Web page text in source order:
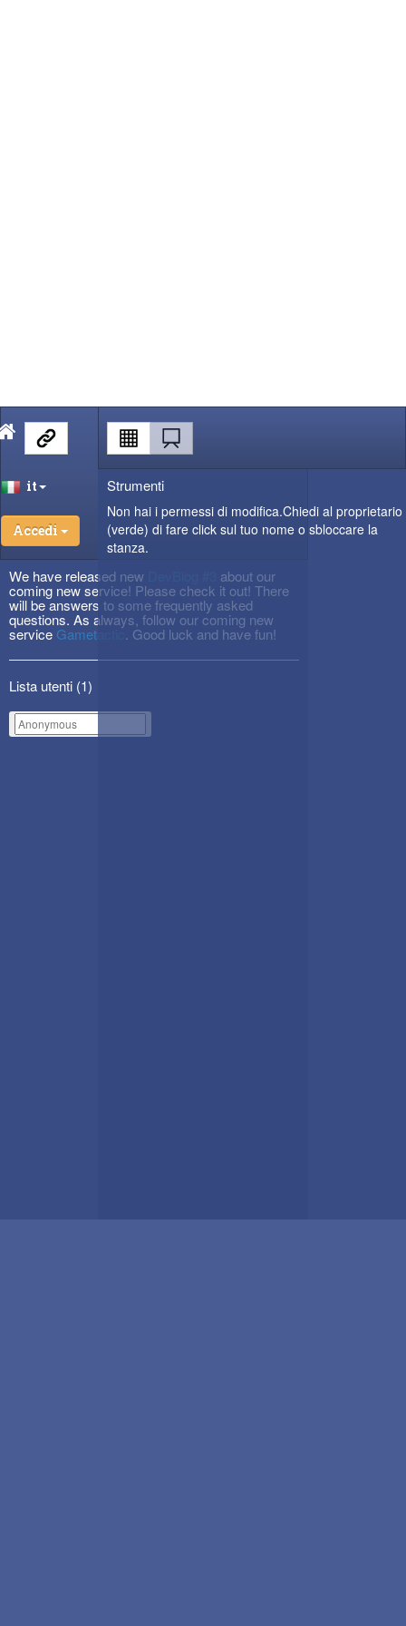
it
Accedi
We have released new about our
coming new service! Please check it out! There
will be answers to some frequently asked
questions. As always, follow our coming new
service Gametactic. Good luck and have fun!
Lista utenti (1)
Strumenti
Non hai i permessi di modifica.Chiedi al proprietario
(verde) di fare click sul tuo nome o sbloccare la
stanza.